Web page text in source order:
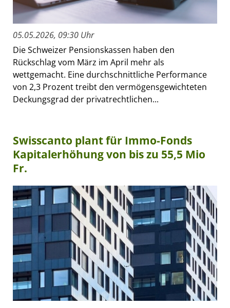
05.05.2026, 09:30 Uhr
Die Schweizer Pensionskassen haben den
Rückschlag vom März im April mehr als
wettgemacht. Eine durchschnittliche Performance
von 2,3 Prozent treibt den vermögensgewichteten
Deckungsgrad der privatrechtlichen...
Swisscanto plant für Immo-Fonds
Kapitalerhöhung von bis zu 55,5 Mio
Fr.